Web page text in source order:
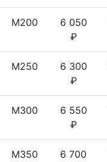
М200
6 050
₽
М250
6 300
₽
М300
6 550
₽
М350
6 700